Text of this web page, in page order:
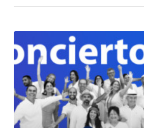
nuevo
programa
¡Viva
la
vida!